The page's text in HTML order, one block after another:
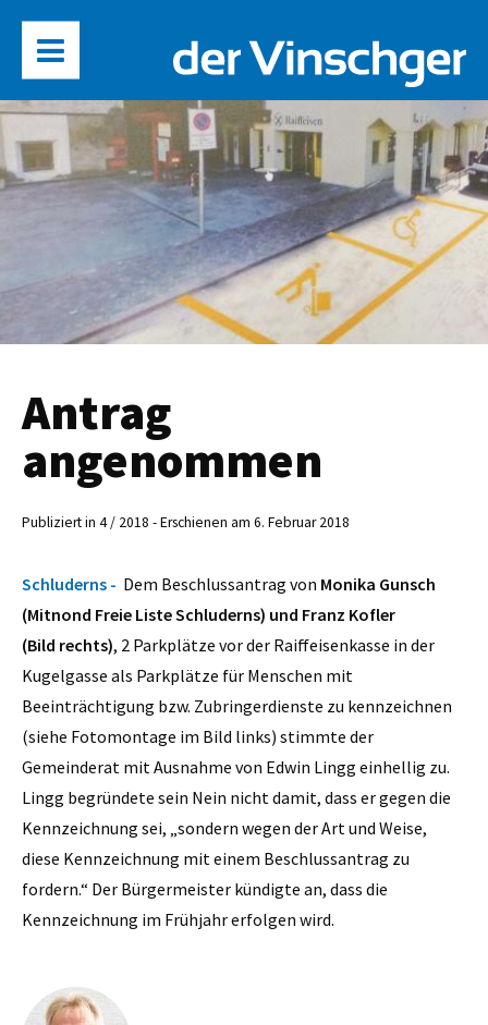
Antrag
angenommen
Publiziert in 4 / 2018 - Erschienen am 6. Februar 2018
Schluderns - Dem Beschlussantrag von Monika Gunsch
(Mitnond Freie Liste Schluderns) und Franz Kofler
(Bild rechts), 2 Parkplätze vor der Raiffeisenkasse in der
Kugelgasse als Parkplätze für Menschen mit
Beeinträchtigung bzw. Zubringerdienste zu kennzeichnen
(siehe Fotomontage im Bild links) stimmte der
Gemeinderat mit Ausnahme von Edwin Lingg einhellig zu.
Lingg begründete sein Nein nicht damit, dass er gegen die
Kennzeichnung sei, „sondern wegen der Art und Weise,
diese Kennzeichnung mit einem Beschlussantrag zu
fordern.“ Der Bürgermeister kündigte an, dass die
Kennzeichnung im Frühjahr erfolgen wird.